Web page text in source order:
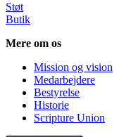
Støt
Butik
Mere om os
Mission og vision
Medarbejdere
Bestyrelse
Historie
Scripture Union